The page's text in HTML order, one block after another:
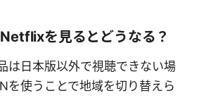
を見るとどうなる？
は日本版以外で視聴できない場
を使うことで地域を切り替えら